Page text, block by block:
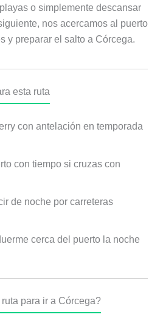
o simplemente descansar
nos acercamos al puerto
y preparar el salto a Córcega.
esta ruta
con antelación en temporada
con tiempo si cruzas con
de noche por carreteras
cerca del puerto la noche
para ir a Córcega?